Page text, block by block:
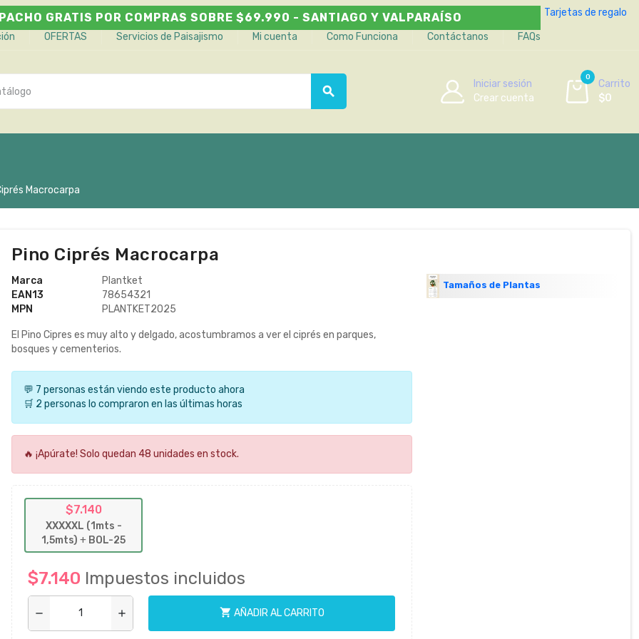
GRATIS POR COMPRAS SOBRE $69.990 - SANTIAGO Y VALPARAÍSO
OFERTAS Servicios de Paisajismo Mi cuenta Como Funciona Contáctanos FAQs
Tarjetas de regalo
search
Iniciar sesión
Crear cuenta
0
Carrito
$0
Macrocarpa
Pino Ciprés Macrocarpa
Marca
Plantket
EAN13
78654321
MPN
PLANTKET2025
El Pino Cipres es muy alto y delgado, acostumbramos a ver el ciprés en parques,
bosques y cementerios.
💬 7 personas están viendo este producto ahora
🛒 2 personas lo compraron en las últimas horas
🔥 ¡Apúrate! Solo quedan 48 unidades en stock.
$7.140
XXXXXL (1mts -
1,5mts) + BOL-25
$7.140 Impuestos incluidos
remove add shopping_cart AÑADIR AL CARRITO
Tamaños de Plantas